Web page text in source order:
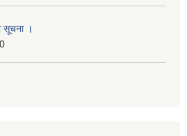
सूचना ।